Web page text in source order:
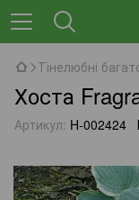
Тінелюбні
Хоста
Артикул: H-002424